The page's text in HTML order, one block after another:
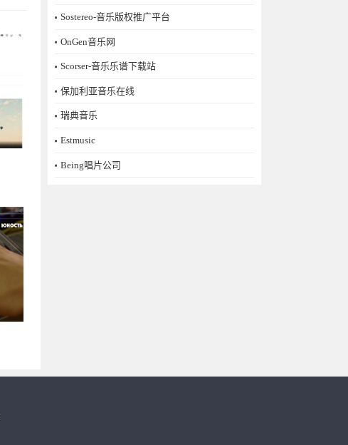
Sostereo-音乐版权推广平台
OnGen音乐网
Scorser-音乐乐谱下载站
保加利亚音乐在线
瑞典音乐
Estmusic
Being唱片公司